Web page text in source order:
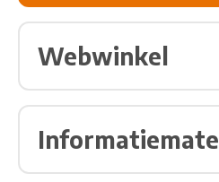
Webwinkel